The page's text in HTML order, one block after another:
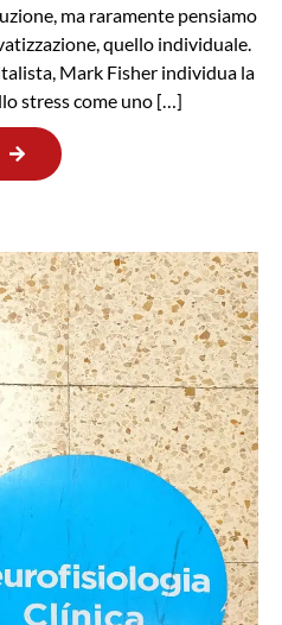
ma raramente pensiamo
quello individuale.
Mark Fisher individua la
stress come uno […]